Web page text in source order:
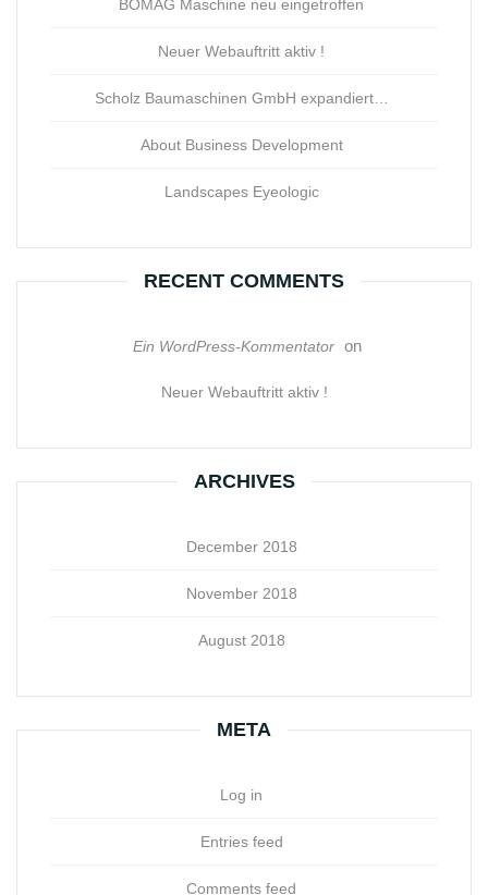
BOMAG Maschine neu eingetroffen
Neuer Webauftritt aktiv !
Scholz Baumaschinen GmbH expandiert…
About Business Development
Landscapes Eyeologic
RECENT COMMENTS
Ein WordPress-Kommentator on
Neuer Webauftritt aktiv !
ARCHIVES
December 2018
November 2018
August 2018
META
Log in
Entries feed
Comments feed